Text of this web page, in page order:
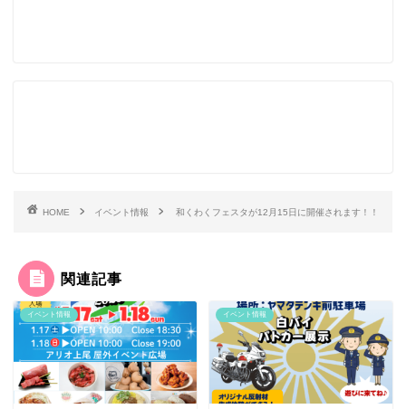
HOME イベント情報 和くわくフェスタが12月15日に開催されます！！
関連記事
イベント情報 イベント情報